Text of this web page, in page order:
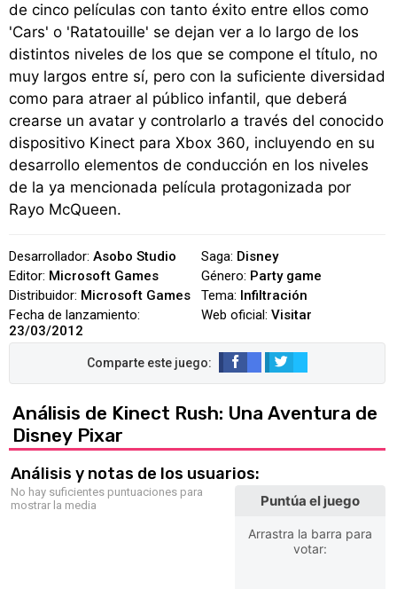
de cinco películas con tanto éxito entre ellos como
'Cars' o 'Ratatouille' se dejan ver a lo largo de los
distintos niveles de los que se compone el título, no
muy largos entre sí, pero con la suficiente diversidad
como para atraer al público infantil, que deberá
crearse un avatar y controlarlo a través del conocido
dispositivo Kinect para Xbox 360, incluyendo en su
desarrollo elementos de conducción en los niveles
de la ya mencionada película protagonizada por
Rayo McQueen.
Desarrollador: Asobo Studio
Editor: Microsoft Games
Distribuidor: Microsoft Games
Fecha de lanzamiento:
23/03/2012
Saga: Disney
Género: Party game
Tema: Infiltración
Web oficial: Visitar
Análisis de Kinect Rush: Una Aventura de
Disney Pixar
Análisis y notas de los usuarios:
No hay suficientes puntuaciones para
mostrar la media
Puntúa el juego
Arrastra la barra para
votar: